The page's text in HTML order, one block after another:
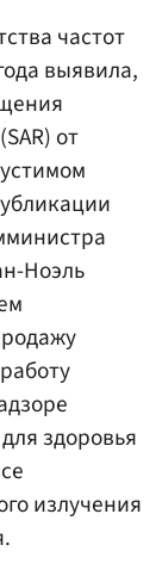
частот
выявила,
от
Ноэль
здоровья
излучения